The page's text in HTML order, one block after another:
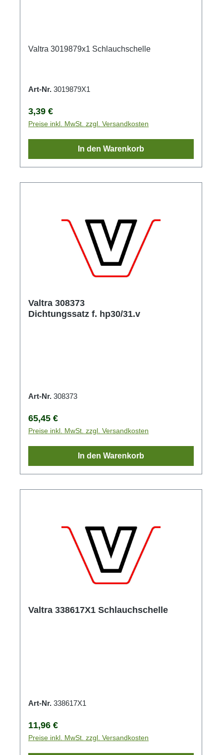
Valtra 3019879x1 Schlauchschelle
Art-Nr. 3019879X1
Regulärer Preis:
3,39 €
Preise inkl. MwSt. zzgl. Versandkosten
In den Warenkorb
Valtra 308373
Dichtungssatz f. hp30/31.v
Art-Nr. 308373
Regulärer Preis:
65,45 €
Preise inkl. MwSt. zzgl. Versandkosten
In den Warenkorb
Valtra 338617X1 Schlauchschelle
Art-Nr. 338617X1
Regulärer Preis:
11,96 €
Preise inkl. MwSt. zzgl. Versandkosten